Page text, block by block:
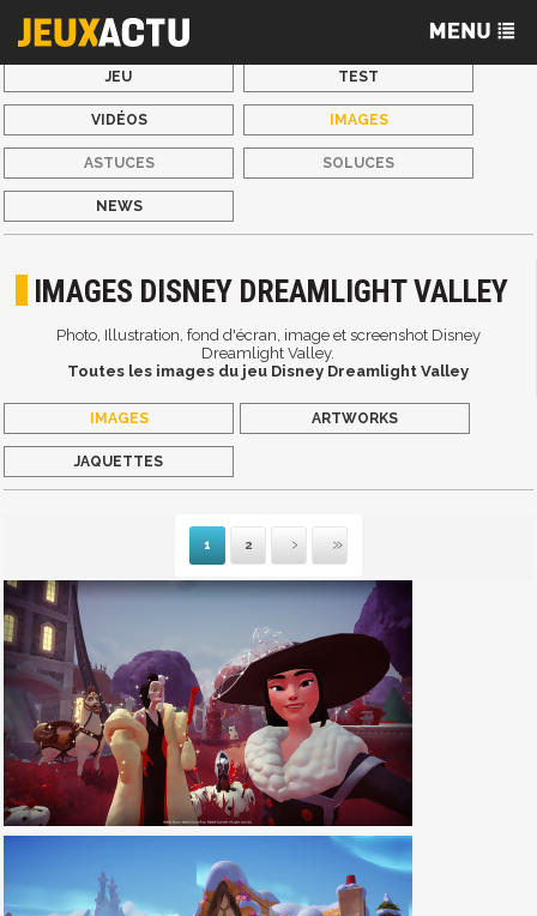
JEU TEST
VIDÉOS IMAGES
ASTUCES SOLUCES
NEWS
IMAGES DISNEY DREAMLIGHT VALLEY
Photo, Illustration, fond d'écran, image et screenshot Disney
Dreamlight Valley.
Toutes les images du jeu Disney Dreamlight Valley
IMAGES ARTWORKS
JAQUETTES
1 2
Suivante
Dernière